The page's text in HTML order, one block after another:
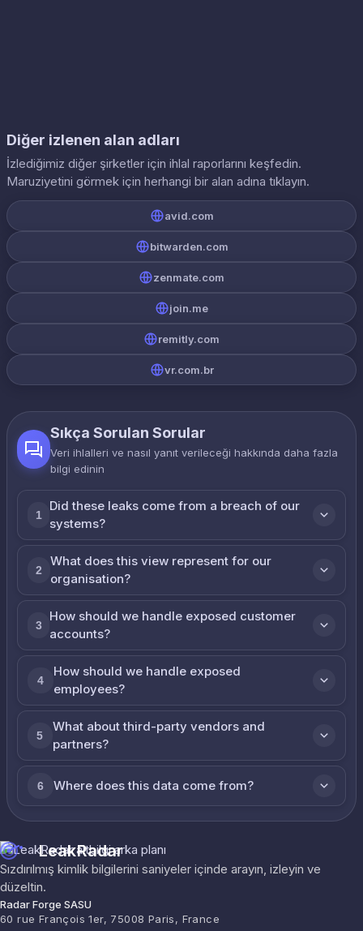
Diğer izlenen alan adları
İzlediğimiz diğer şirketler için ihlal raporlarını keşfedin.
Maruziyetini görmek için herhangi bir alan adına tıklayın.
avid.com
bitwarden.com
zenmate.com
join.me
remitly.com
vr.com.br
Sıkça Sorulan Sorular
Veri ihlalleri ve nasıl yanıt verileceği hakkında daha fazla
bilgi edinin
1
Did these leaks come from a breach of our
systems?
2
What does this view represent for our
organisation?
3
How should we handle exposed customer
accounts?
4
How should we handle exposed
employees?
5
What about third-party vendors and
partners?
6 Where does this data come from?
LeakRadar
Sızdırılmış kimlik bilgilerini saniyeler içinde arayın, izleyin ve
düzeltin.
Radar Forge SASU
60 rue François 1er, 75008 Paris, France